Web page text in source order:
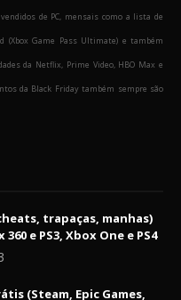
de PC, mensais como a lista de
(Xbox Game Pass Ultimate) e também
da Netflix, Prime Video, HBO Max e
da Black Friday também sempre são
trapaças, manhas)
e PS3, Xbox One e PS4
(Steam, Epic Games,